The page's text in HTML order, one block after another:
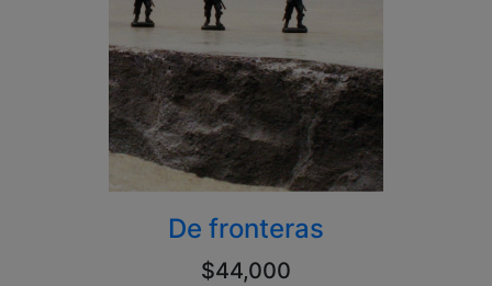
De fronteras
$44,000